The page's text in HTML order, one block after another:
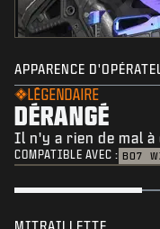
APPARENCE
LÉGENDAIRE
DÉRANGÉ
Il n'y a rien de mal
COMPATIBLE AVEC : BO7
MITRAILLETTE